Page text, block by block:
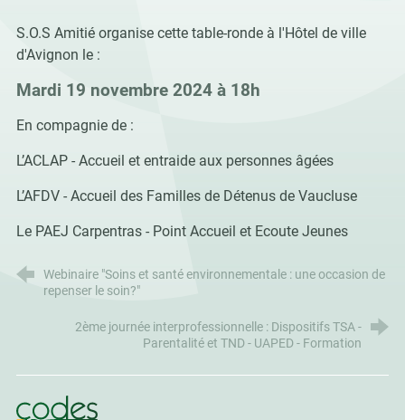
S.O.S Amitié organise cette table-ronde à l'Hôtel de ville
d'Avignon le :
Mardi 19 novembre 2024 à 18h
En compagnie de :
L’ACLAP - Accueil et entraide aux personnes âgées
L’AFDV - Accueil des Familles de Détenus de Vaucluse
Le PAEJ Carpentras - Point Accueil et Ecoute Jeunes
Webinaire "Soins et santé environnementale : une occasion de
repenser le soin?"
2ème journée interprofessionnelle : Dispositifs TSA -
Parentalité et TND - UAPED - Formation
CoDES 84